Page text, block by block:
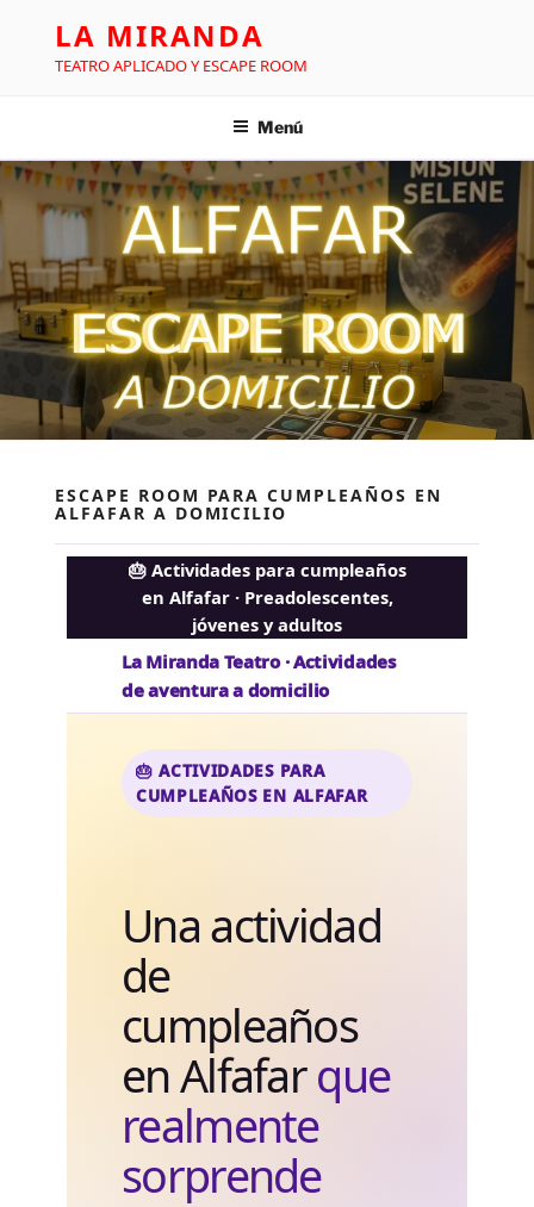
LA MIRANDA
TEATRO APLICADO Y ESCAPE ROOM
Menú
ESCAPE ROOM PARA CUMPLEAÑOS EN
ALFAFAR A DOMICILIO
🎂 Actividades para cumpleaños
en Alfafar · Preadolescentes,
jóvenes y adultos
La Miranda Teatro · Actividades
de aventura a domicilio
🎂 ACTIVIDADES PARA
CUMPLEAÑOS EN ALFAFAR
Una actividad
de
cumpleaños
en Alfafarque
realmente
sorprende